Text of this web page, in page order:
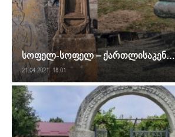
სოფელ-სოფელ – ქართლისაკენ…
21.04.2021. 18:01